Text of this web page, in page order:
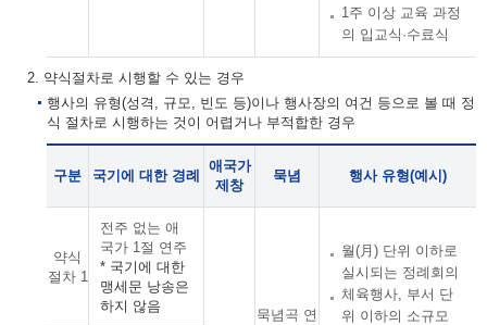
1주 이상 교육 과정
의 입교식·수료식
2. 약식절차로 시행할 수 있는 경우
행사의 유형(성격, 규모, 빈도 등)이나 행사장의 여건 등으로 볼 때 정
식 절차로 시행하는 것이 어렵거나 부적합한 경우
구분 국기에 대한 경례
애국가
제창
묵념 행사 유형(예시)
약식
절차 1
전주 없는 애
국가 1절 연주
* 국기에 대한
맹세문 낭송은
하지 않음
묵념곡 연
월(月) 단위 이하로
실시되는 정례회의
체육행사, 부서 단
위 이하의 소규모